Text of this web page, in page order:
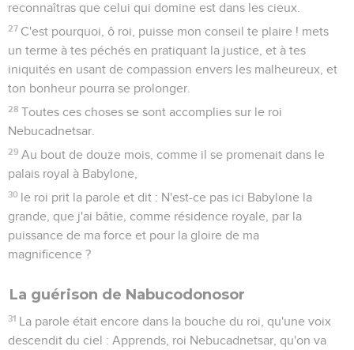
reconnaîtras que celui qui domine est dans les cieux.
27 C'est pourquoi, ô roi, puisse mon conseil te plaire ! mets
un terme à tes péchés en pratiquant la justice, et à tes
iniquités en usant de compassion envers les malheureux, et
ton bonheur pourra se prolonger.
28 Toutes ces choses se sont accomplies sur le roi
Nebucadnetsar.
29 Au bout de douze mois, comme il se promenait dans le
palais royal à Babylone,
30 le roi prit la parole et dit : N'est-ce pas ici Babylone la
grande, que j'ai bâtie, comme résidence royale, par la
puissance de ma force et pour la gloire de ma
magnificence ?
La guérison de Nabucodonosor
31 La parole était encore dans la bouche du roi, qu'une voix
descendit du ciel : Apprends, roi Nebucadnetsar, qu'on va